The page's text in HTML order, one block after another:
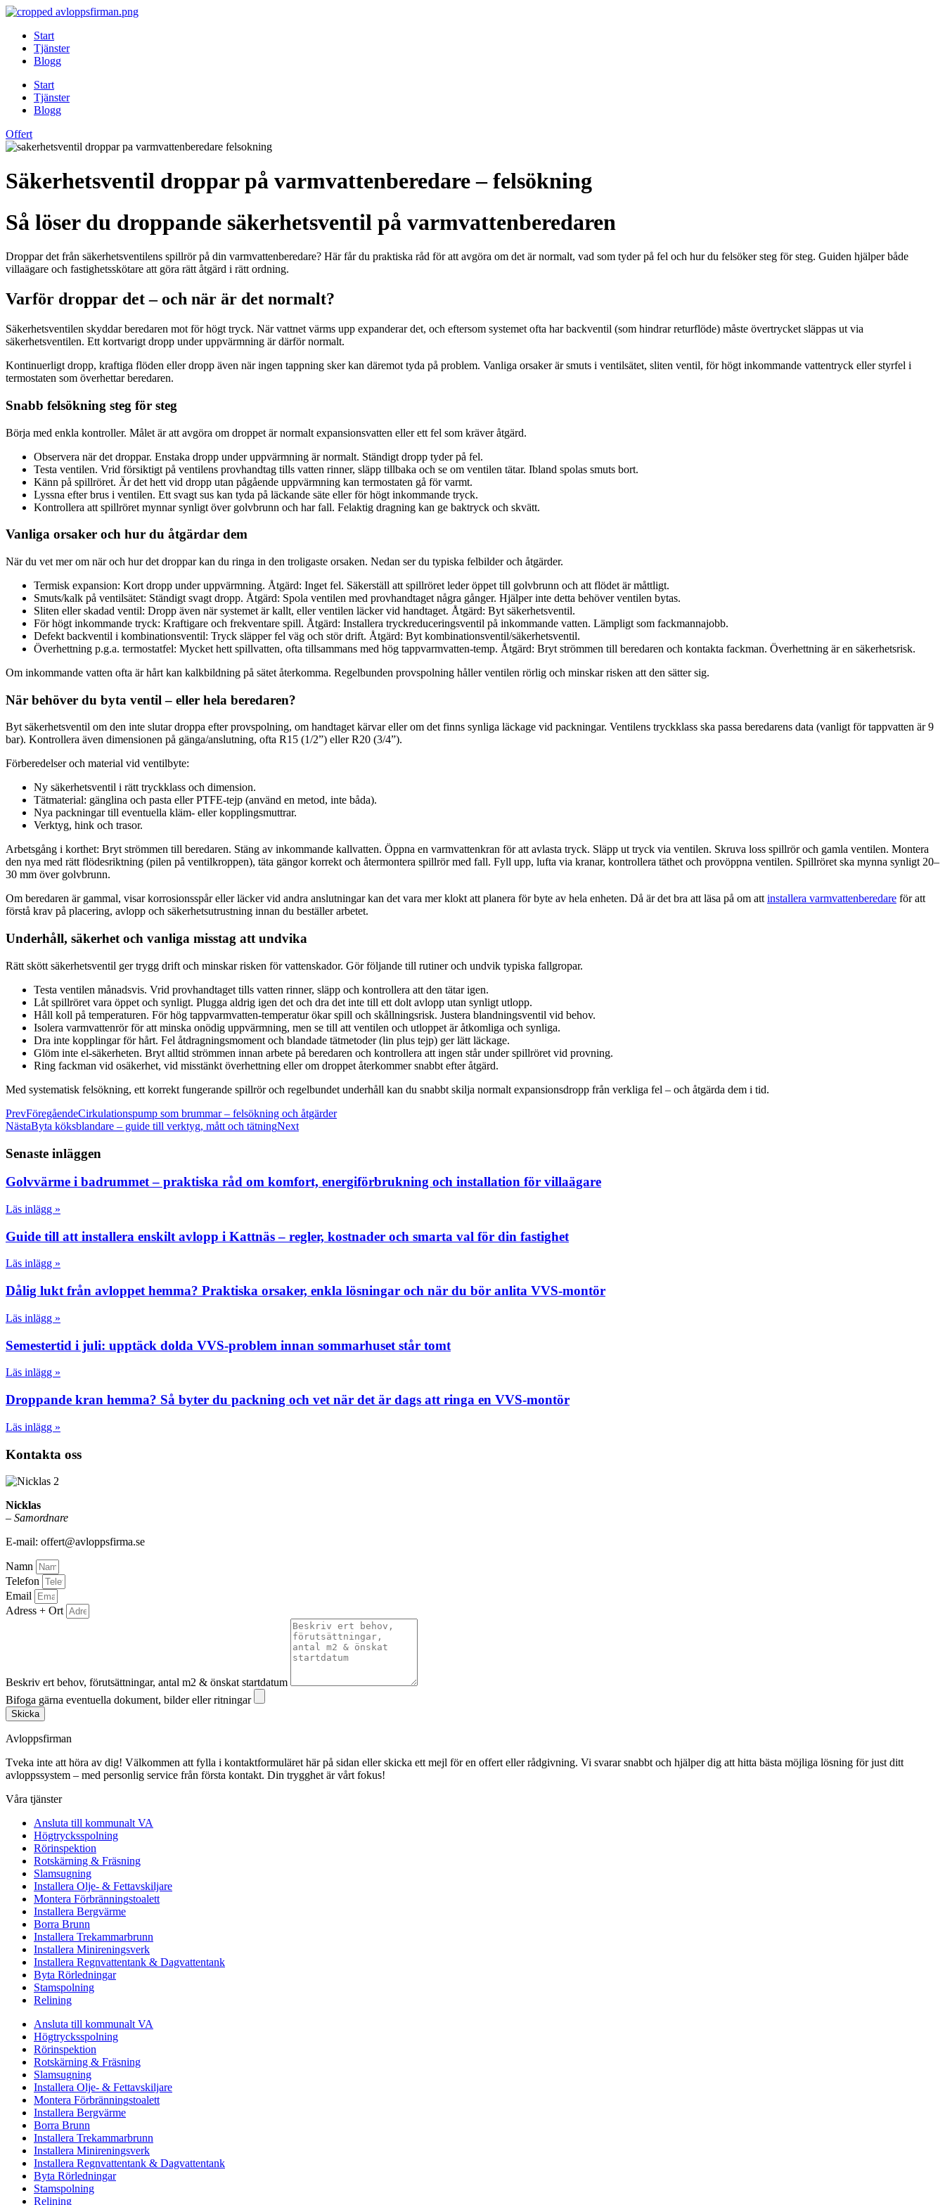
Skip
contentStart
Tjänster
Blogg
Start
Tjänster
Blogg
Offert
Säkerhetsventil droppar på varmvattenberedare – felsökning
Så löser du droppande säkerhetsventil på varmvattenberedaren
Droppar det från säkerhetsventilens spillrör på din varmvattenberedare? Här får du praktiska råd för att avgöra om det är normalt, vad som tyder på fel och hur du felsöker steg för steg. Guiden hjälper både
villaägare och fastighetsskötare att göra rätt åtgärd i rätt ordning.
Varför droppar det – och när är det normalt?
Säkerhetsventilen skyddar beredaren mot för högt tryck. När vattnet värms upp expanderar det, och eftersom systemet ofta har backventil (som hindrar returflöde) måste övertrycket släppas ut via
säkerhetsventilen. Ett kortvarigt dropp under uppvärmning är därför normalt.
Kontinuerligt dropp, kraftiga flöden eller dropp även när ingen tappning sker kan däremot tyda på problem. Vanliga orsaker är smuts i ventilsätet, sliten ventil, för högt inkommande vattentryck eller styrfel i
termostaten som överhettar beredaren.
Snabb felsökning steg för steg
Börja med enkla kontroller. Målet är att avgöra om droppet är normalt expansionsvatten eller ett fel som kräver åtgärd.
Observera när det droppar. Enstaka dropp under uppvärmning är normalt. Ständigt dropp tyder på fel.
Testa ventilen. Vrid försiktigt på ventilens provhandtag tills vatten rinner, släpp tillbaka och se om ventilen tätar. Ibland spolas smuts bort.
Känn på spillröret. Är det hett vid dropp utan pågående uppvärmning kan termostaten gå för varmt.
Lyssna efter brus i ventilen. Ett svagt sus kan tyda på läckande säte eller för högt inkommande tryck.
Kontrollera att spillröret mynnar synligt över golvbrunn och har fall. Felaktig dragning kan ge baktryck och skvätt.
Vanliga orsaker och hur du åtgärdar dem
När du vet mer om när och hur det droppar kan du ringa in den troligaste orsaken. Nedan ser du typiska felbilder och åtgärder.
Termisk expansion: Kort dropp under uppvärmning. Åtgärd: Inget fel. Säkerställ att spillröret leder öppet till golvbrunn och att flödet är måttligt.
Smuts/kalk på ventilsätet: Ständigt svagt dropp. Åtgärd: Spola ventilen med provhandtaget några gånger. Hjälper inte detta behöver ventilen bytas.
Sliten eller skadad ventil: Dropp även när systemet är kallt, eller ventilen läcker vid handtaget. Åtgärd: Byt säkerhetsventil.
För högt inkommande tryck: Kraftigare och frekventare spill. Åtgärd: Installera tryckreduceringsventil på inkommande vatten. Lämpligt som fackmannajobb.
Defekt backventil i kombinationsventil: Tryck släpper fel väg och stör drift. Åtgärd: Byt kombinationsventil/säkerhetsventil.
Överhettning p.g.a. termostatfel: Mycket hett spillvatten, ofta tillsammans med hög tappvarmvatten-temp. Åtgärd: Bryt strömmen till beredaren och kontakta fackman. Överhettning är en säkerhetsrisk.
Om inkommande vatten ofta är hårt kan kalkbildning på sätet återkomma. Regelbunden provspolning håller ventilen rörlig och minskar risken att den sätter sig.
När behöver du byta ventil – eller hela beredaren?
Byt säkerhetsventil om den inte slutar droppa efter provspolning, om handtaget kärvar eller om det finns synliga läckage vid packningar. Ventilens tryckklass ska passa beredarens data (vanligt för tappvatten är 9
bar). Kontrollera även dimensionen på gänga/anslutning, ofta R15 (1/2”) eller R20 (3/4”).
Förberedelser och material vid ventilbyte:
Ny säkerhetsventil i rätt tryckklass och dimension.
Tätmaterial: gänglina och pasta eller PTFE-tejp (använd en metod, inte båda).
Nya packningar till eventuella kläm- eller kopplingsmuttrar.
Verktyg, hink och trasor.
Arbetsgång i korthet: Bryt strömmen till beredaren. Stäng av inkommande kallvatten. Öppna en varmvattenkran för att avlasta tryck. Släpp ut tryck via ventilen. Skruva loss spillrör och gamla ventilen. Montera
den nya med rätt flödesriktning (pilen på ventilkroppen), täta gängor korrekt och återmontera spillrör med fall. Fyll upp, lufta via kranar, kontrollera täthet och provöppna ventilen. Spillröret ska mynna synligt 20–
30 mm över golvbrunn.
Om beredaren är gammal, visar korrosionsspår eller läcker vid andra anslutningar kan det vara mer klokt att planera för byte av hela enheten. Då är det bra att läsa på om attinstallera varmvattenberedare för att
förstå krav på placering, avlopp och säkerhetsutrustning innan du beställer arbetet.
Underhåll, säkerhet och vanliga misstag att undvika
Rätt skött säkerhetsventil ger trygg drift och minskar risken för vattenskador. Gör följande till rutiner och undvik typiska fallgropar.
Testa ventilen månadsvis. Vrid provhandtaget tills vatten rinner, släpp och kontrollera att den tätar igen.
Låt spillröret vara öppet och synligt. Plugga aldrig igen det och dra det inte till ett dolt avlopp utan synligt utlopp.
Håll koll på temperaturen. För hög tappvarmvatten-temperatur ökar spill och skållningsrisk. Justera blandningsventil vid behov.
Isolera varmvattenrör för att minska onödig uppvärmning, men se till att ventilen och utloppet är åtkomliga och synliga.
Dra inte kopplingar för hårt. Fel åtdragningsmoment och blandade tätmetoder (lin plus tejp) ger lätt läckage.
Glöm inte el-säkerheten. Bryt alltid strömmen innan arbete på beredaren och kontrollera att ingen står under spillröret vid provning.
Ring fackman vid osäkerhet, vid misstänkt överhettning eller om droppet återkommer snabbt efter åtgärd.
Med systematisk felsökning, ett korrekt fungerande spillrör och regelbundet underhåll kan du snabbt skilja normalt expansionsdropp från verkliga fel – och åtgärda dem i tid.
PrevFöregåendeCirkulationspump som brummar – felsökning och åtgärder
NästaByta köksblandare – guide till verktyg, mått och tätningNext
Senaste inläggen
Golvvärme i badrummet – praktiska råd om komfort, energiförbrukning och installation för villaägare
Läs inlägg »
Guide till att installera enskilt avlopp i Kattnäs – regler, kostnader och smarta val för din fastighet
Läs inlägg »
Dålig lukt från avloppet hemma? Praktiska orsaker, enkla lösningar och när du bör anlita VVS-montör
Läs inlägg »
Semestertid i juli: upptäck dolda VVS-problem innan sommarhuset står tomt
Läs inlägg »
Droppande kran hemma? Så byter du packning och vet när det är dags att ringa en VVS-montör
Läs inlägg »
Kontakta oss
Nicklas
– Samordnare
E-mail: offert@avloppsfirma.se
Namn
Telefon
Email
Adress + Ort
Beskriv ert behov, förutsättningar, antal m2 & önskat startdatum
Bifoga gärna eventuella dokument, bilder eller ritningar
Skicka
Avloppsfirman
Tveka inte att höra av dig! Välkommen att fylla i kontaktformuläret här på sidan eller skicka ett mejl för en offert eller rådgivning. Vi svarar snabbt och hjälper dig att hitta bästa möjliga lösning för just ditt
avloppssystem – med personlig service från första kontakt. Din trygghet är vårt fokus!
Våra tjänster
Ansluta till kommunalt VA
Högtrycksspolning
Rörinspektion
Rotskärning & Fräsning
Slamsugning
Installera Olje- & Fettavskiljare
Montera Förbränningstoalett
Installera Bergvärme
Borra Brunn
Installera Trekammarbrunn
Installera Minireningsverk
Installera Regnvattentank & Dagvattentank
Byta Rörledningar
Stamspolning
Relining
Ansluta till kommunalt VA
Högtrycksspolning
Rörinspektion
Rotskärning & Fräsning
Slamsugning
Installera Olje- & Fettavskiljare
Montera Förbränningstoalett
Installera Bergvärme
Borra Brunn
Installera Trekammarbrunn
Installera Minireningsverk
Installera Regnvattentank & Dagvattentank
Byta Rörledningar
Stamspolning
Relining